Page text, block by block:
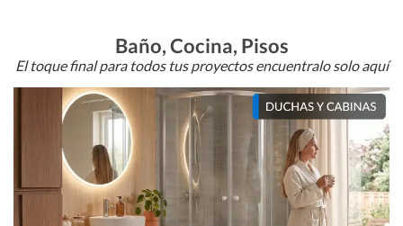
Baño, Cocina, Pisos
El toque final para todos tus proyectos encuentralo solo aquí